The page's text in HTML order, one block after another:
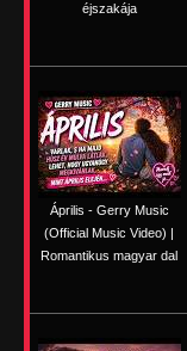
éjszakája
Április - Gerry Music
(Official Music Video) |
Romantikus magyar dal